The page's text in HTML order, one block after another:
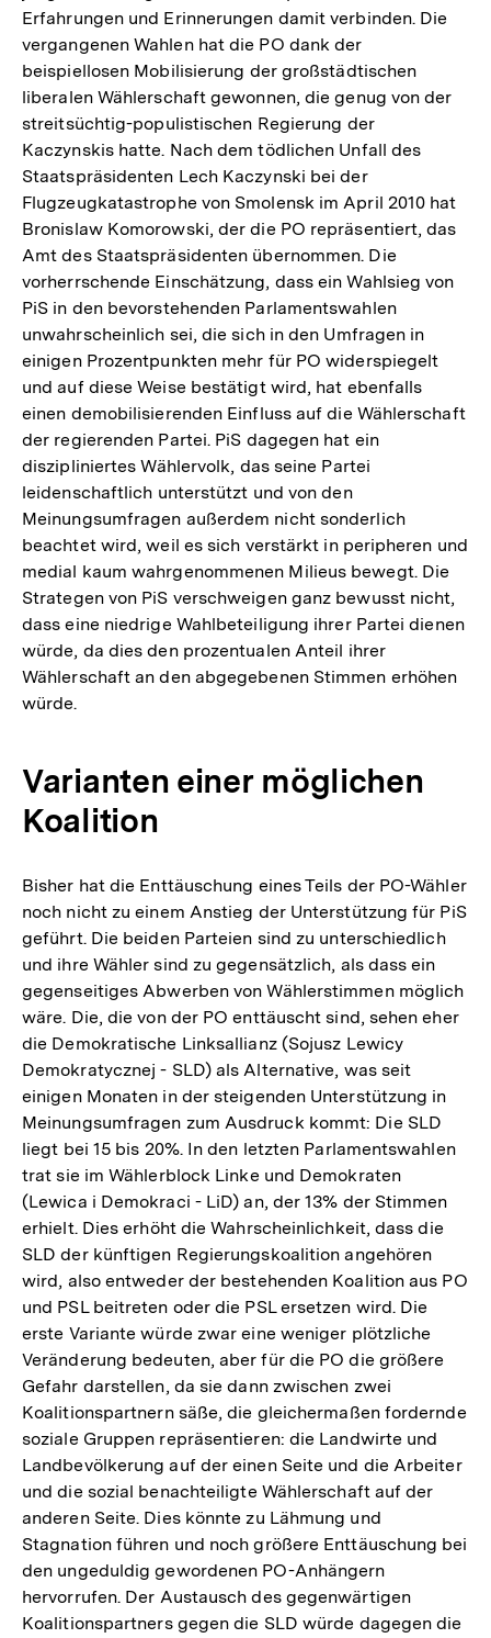
Erfahrungen und Erinnerungen damit verbinden. Die
vergangenen Wahlen hat die PO dank der
beispiellosen Mobilisierung der großstädtischen
liberalen Wählerschaft gewonnen, die genug von der
streitsüchtig-populistischen Regierung der
Kaczynskis hatte. Nach dem tödlichen Unfall des
Staatspräsidenten Lech Kaczynski bei der
Flugzeugkatastrophe von Smolensk im April 2010 hat
Bronislaw Komorowski, der die PO repräsentiert, das
Amt des Staatspräsidenten übernommen. Die
vorherrschende Einschätzung, dass ein Wahlsieg von
PiS in den bevorstehenden Parlamentswahlen
unwahrscheinlich sei, die sich in den Umfragen in
einigen Prozentpunkten mehr für PO widerspiegelt
und auf diese Weise bestätigt wird, hat ebenfalls
einen demobilisierenden Einfluss auf die Wählerschaft
der regierenden Partei. PiS dagegen hat ein
diszipliniertes Wählervolk, das seine Partei
leidenschaftlich unterstützt und von den
Meinungsumfragen außerdem nicht sonderlich
beachtet wird, weil es sich verstärkt in peripheren und
medial kaum wahrgenommenen Milieus bewegt. Die
Strategen von PiS verschweigen ganz bewusst nicht,
dass eine niedrige Wahlbeteiligung ihrer Partei dienen
würde, da dies den prozentualen Anteil ihrer
Wählerschaft an den abgegebenen Stimmen erhöhen
würde.
Varianten einer möglichen
Koalition
Bisher hat die Enttäuschung eines Teils der PO-Wähler
noch nicht zu einem Anstieg der Unterstützung für PiS
geführt. Die beiden Parteien sind zu unterschiedlich
und ihre Wähler sind zu gegensätzlich, als dass ein
gegenseitiges Abwerben von Wählerstimmen möglich
wäre. Die, die von der PO enttäuscht sind, sehen eher
die Demokratische Linksallianz (Sojusz Lewicy
Demokratycznej - SLD) als Alternative, was seit
einigen Monaten in der steigenden Unterstützung in
Meinungsumfragen zum Ausdruck kommt: Die SLD
liegt bei 15 bis 20%. In den letzten Parlamentswahlen
trat sie im Wählerblock Linke und Demokraten
(Lewica i Demokraci - LiD) an, der 13% der Stimmen
erhielt. Dies erhöht die Wahrscheinlichkeit, dass die
SLD der künftigen Regierungskoalition angehören
wird, also entweder der bestehenden Koalition aus PO
und PSL beitreten oder die PSL ersetzen wird. Die
erste Variante würde zwar eine weniger plötzliche
Veränderung bedeuten, aber für die PO die größere
Gefahr darstellen, da sie dann zwischen zwei
Koalitionspartnern säße, die gleichermaßen fordernde
soziale Gruppen repräsentieren: die Landwirte und
Landbevölkerung auf der einen Seite und die Arbeiter
und die sozial benachteiligte Wählerschaft auf der
anderen Seite. Dies könnte zu Lähmung und
Stagnation führen und noch größere Enttäuschung bei
den ungeduldig gewordenen PO-Anhängern
hervorrufen. Der Austausch des gegenwärtigen
Koalitionspartners gegen die SLD würde dagegen die